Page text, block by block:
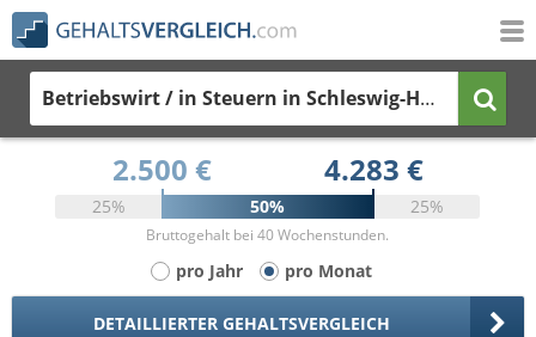
Betriebswirt / in Steuern in Schleswig-Holstein
2.500 € 4.283 €
25% 50% 25%
Bruttogehalt bei 40 Wochenstunden.
pro Jahr pro Monat
DETAILLIERTER GEHALTSVERGLEICH